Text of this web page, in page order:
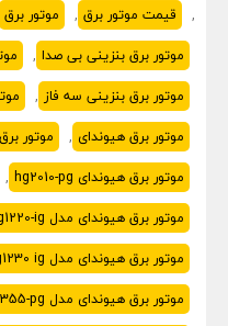
,
قیمت موتور برق , موتور برق
موتور برق بنزینی بی صدا ,
موتور برق بنزینی سه فاز ,
موتور برق هیوندای , موتور برق
موتور برق هیوندای hg2010-pg
,
موتور برق هیوندای مدل hg1220-ig
موتور برق هیوندای مدل hg1230 ig
موتور برق هیوندای مدل hg5355-pg